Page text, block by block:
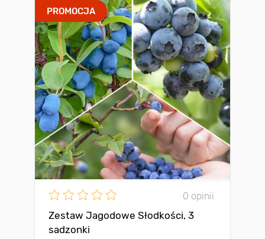
PROMOCJA
0 opinii
Zestaw Jagodowe Słodkości, 3
sadzonki